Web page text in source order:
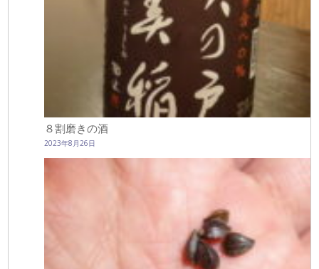
８割磨きの酒
2023年8月26日